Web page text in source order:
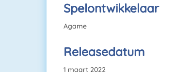
Spelontwikkelaar
Agame
Releasedatum
1 maart 2022